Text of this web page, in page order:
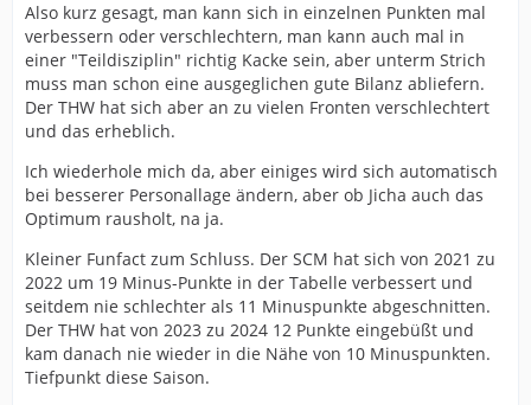
Also kurz gesagt, man kann sich in einzelnen Punkten mal
verbessern oder verschlechtern, man kann auch mal in
einer "Teildisziplin" richtig Kacke sein, aber unterm Strich
muss man schon eine ausgeglichen gute Bilanz abliefern.
Der THW hat sich aber an zu vielen Fronten verschlechtert
und das erheblich.
Ich wiederhole mich da, aber einiges wird sich automatisch
bei besserer Personallage ändern, aber ob Jicha auch das
Optimum rausholt, na ja.
Kleiner Funfact zum Schluss. Der SCM hat sich von 2021 zu
2022 um 19 Minus-Punkte in der Tabelle verbessert und
seitdem nie schlechter als 11 Minuspunkte abgeschnitten.
Der THW hat von 2023 zu 2024 12 Punkte eingebüßt und
kam danach nie wieder in die Nähe von 10 Minuspunkten.
Tiefpunkt diese Saison.